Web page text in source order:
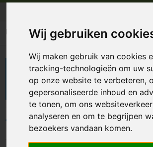
Wij gebruiken
Wij maken gebruik van cookies
tracking-technologieën om uw
op onze website te verbeteren,
gepersonaliseerde inhoud en
te tonen, om ons
analyseren en om te begrijpen
bezoekers vandaan komen.
Home Kantoorartikelen Vergrootglas
Vergrootglas
Filters